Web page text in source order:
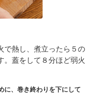
で熱し、煮立ったら５の
。蓋をして８分ほど弱火
に、巻き終わりを下にして